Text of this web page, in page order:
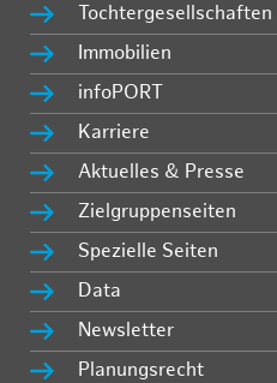
Tochtergesellschaften
Immobilien
infoPORT
Karriere
Aktuelles & Presse
Zielgruppenseiten
Spezielle Seiten
Data
Newsletter
Planungsrecht